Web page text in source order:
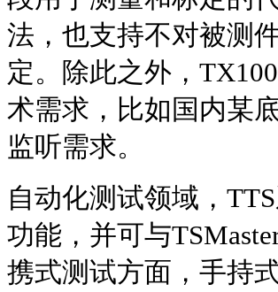
法，也支持不对被测
定。除此之外，
术需求，比如国内某
监听需求。
自动化测试领域，
功能，并可与
携式测试方面，手持